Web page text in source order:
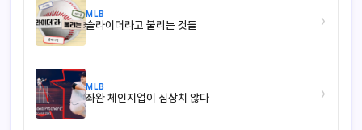
MLB
슬라이더라고 불리는 것들 ›
MLB
좌완 체인지업이 심상치 않다 ›